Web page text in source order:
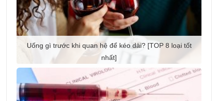
Uống gì trước khi quan hệ để kéo dài? [TOP 8 loại tốt
nhất]